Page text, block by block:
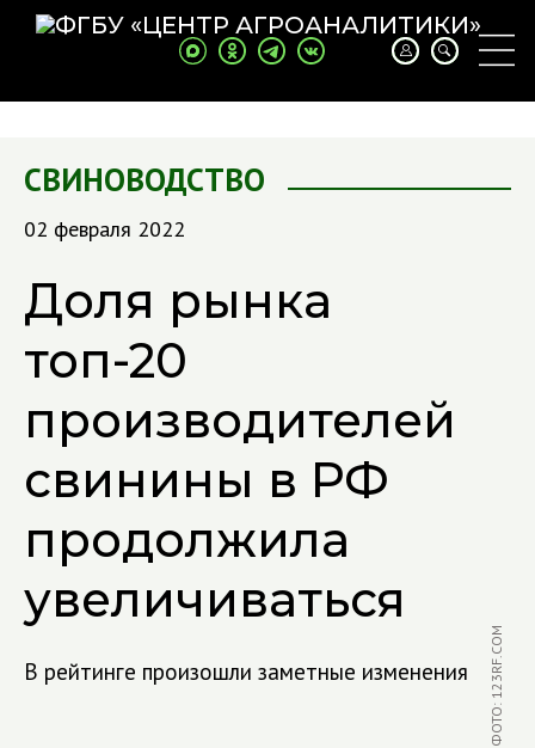
СВИНОВОДСТВО
02 февраля 2022
Доля рынка
топ-20
производителей
свинины в РФ
продолжила
увеличиваться
В рейтинге произошли заметные изменения ФОТО: 123RF.COM